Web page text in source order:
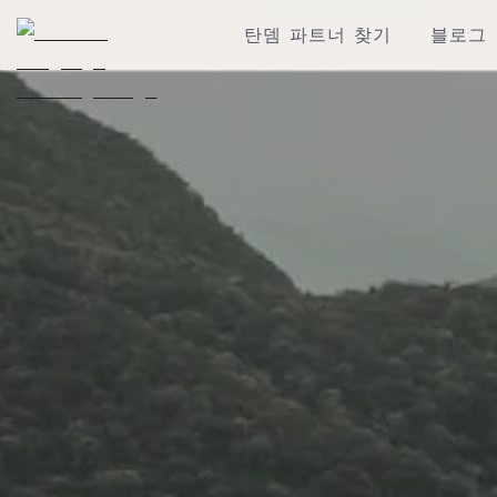
탄뎀 파트너 찾기 블로그